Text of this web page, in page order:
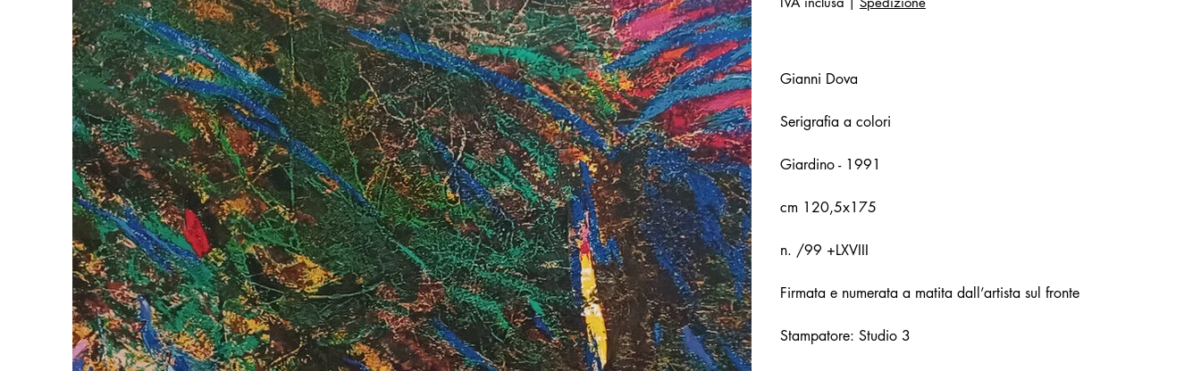
Gianni Dova
Serigrafia a colori
Giardino - 1991
cm 120,5x175
n. /99 +LXVIII
Firmata e numerata a matita dall’artista sul fronte
Stampatore: Studio 3